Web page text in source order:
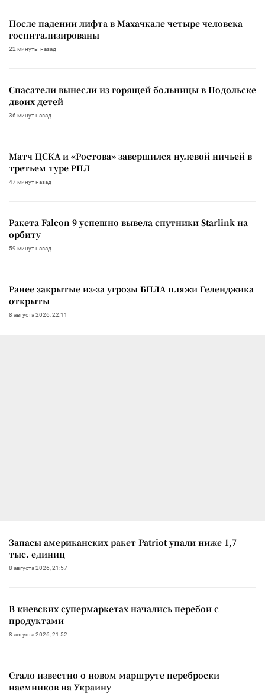
После падении лифта в Махачкале четыре человека
госпитализированы
22 минуты назад
Спасатели вынесли из горящей больницы в Подольске
двоих детей
36 минут назад
Матч ЦСКА и «Ростова» завершился нулевой ничьей в
третьем туре РПЛ
47 минут назад
Ракета Falcon 9 успешно вывела спутники Starlink на
орбиту
59 минут назад
Ранее закрытые из-за угрозы БПЛА пляжи Геленджика
открыты
8 августа 2026, 22:11
Запасы американских ракет Patriot упали ниже 1,7
тыс. единиц
8 августа 2026, 21:57
В киевских супермаркетах начались перебои с
продуктами
8 августа 2026, 21:52
Стало известно о новом маршруте переброски
наемников на Украину